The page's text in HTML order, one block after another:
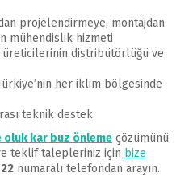
projelendirmeye, montajdan
mühendislik hizmeti
üreticilerinin distribütörlüğü ve
her iklim bölgesinde
teknik destek
oluk kar buz önleme çözümünü
teklif talepleriniz için bize
numaralı telefondan arayın.